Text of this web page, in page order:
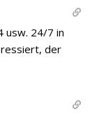
usw. 24/7 in
der